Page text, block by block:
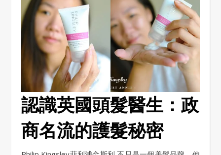
認識英國頭髮醫生：政
商名流的護髮秘密